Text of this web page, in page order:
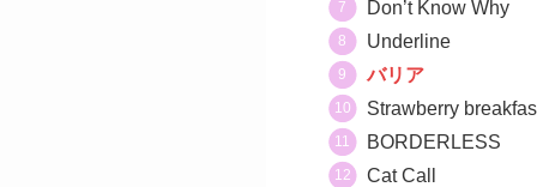
Don’t Know Why
Underline
バリア
Strawberry
BORDERLESS
Cat Call